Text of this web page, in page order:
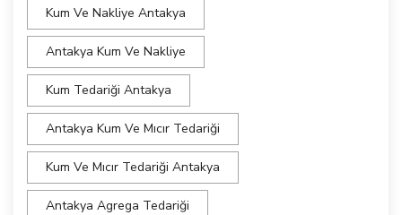
Kum Ve Nakliye Antakya
Antakya Kum Ve Nakliye
Kum Tedariği Antakya
Antakya Kum Ve Mıcır Tedariği
Kum Ve Mıcır Tedariği Antakya
Antakya Agrega Tedariği